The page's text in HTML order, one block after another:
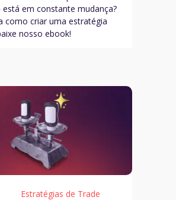
em constante mudança?
como criar uma estratégia
nosso ebook!
Estratégias de Trade